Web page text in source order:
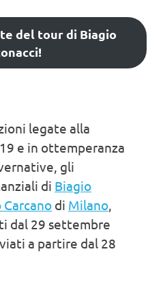
del tour di Biagio
legate alla
e in ottemperanza
gli
di Biagio
di Milano,
dal 29 settembre
a partire dal 28